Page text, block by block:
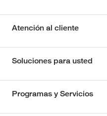
Atención al cliente
Soluciones para usted
Programas y Servicios